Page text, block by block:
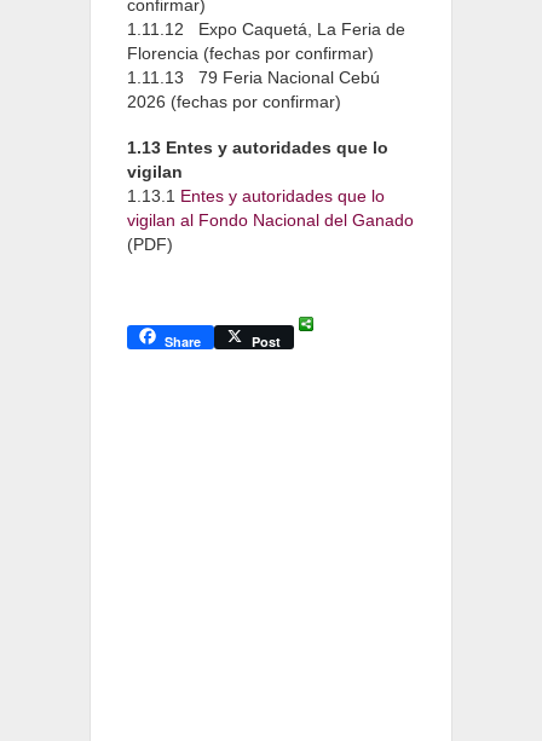
confirmar)
1.11.12 Expo Caquetá, La Feria de
Florencia (fechas por confirmar)
1.11.13 79 Feria Nacional Cebú
2026 (fechas por confirmar)
1.13 Entes y autoridades que lo
vigilan
1.13.1 Entes y autoridades que lo
vigilan al Fondo Nacional del Ganado
(PDF)
Share Post